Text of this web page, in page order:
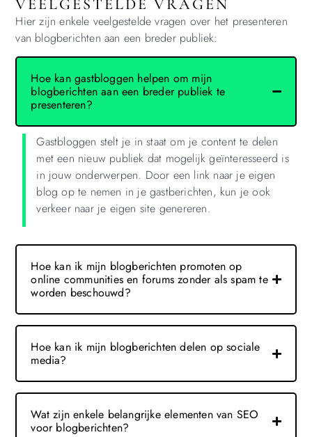
VEELGESTELDE VRAGEN
Hier zijn enkele veelgestelde vragen over het presenteren
van blogberichten aan een breder publiek:
Hoe kan gastbloggen helpen om mijn
blogberichten aan een breder publiek te
presenteren?
Gastbloggen stelt je in staat om je content te delen
met een nieuw publiek dat mogelijk geïnteresseerd is
in jouw onderwerpen. Door een link naar je eigen
blog op te nemen in je gastberichten, kun je ook
verkeer naar je eigen site genereren.
Hoe kan ik mijn blogberichten promoten op
online communities en forums zonder als spam te
worden beschouwd?
Hoe kan ik mijn blogberichten delen op sociale
media?
Wat zijn enkele belangrijke elementen van SEO
voor blogberichten?